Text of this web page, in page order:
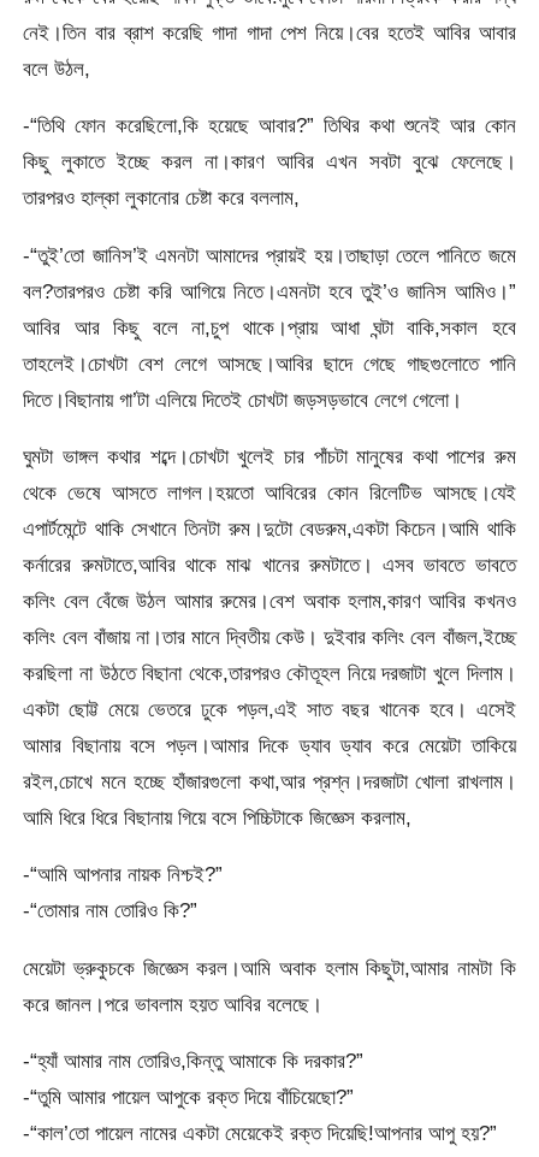
নেই।তিন বার ব্রাশ করেছি গাদা গাদা পেশ নিয়ে।বের হতেই আবির আবার
বলে উঠল,
-“তিথি ফোন করেছিলো,কি হয়েছে আবার?” তিথির কথা শুনেই আর কোন
কিছু লুকাতে ইচ্ছে করল না।কারণ আবির এখন সবটা বুঝে ফেলেছে।
তারপরও হাল্কা লুকানোর চেষ্টা করে বললাম,
-“তুই’তো জানিস’ই এমনটা আমাদের প্রায়ই হয়।তাছাড়া তেলে পানিতে জমে
বল?তারপরও চেষ্টা করি আগিয়ে নিতে।এমনটা হবে তুই’ও জানিস আমিও।”
আবির আর কিছু বলে না,চুপ থাকে।প্রায় আধা ঘন্টা বাকি,সকাল হবে
তাহলেই।চোখটা বেশ লেগে আসছে।আবির ছাদে গেছে গাছগুলোতে পানি
দিতে।বিছানায় গা’টা এলিয়ে দিতেই চোখটা জড়সড়ভাবে লেগে গেলো।
ঘুমটা ভাঙ্গল কথার শব্দে।চোখটা খুলেই চার পাঁচটা মানুষের কথা পাশের রুম
থেকে ভেষে আসতে লাগল।হয়তো আবিরের কোন রিলেটিভ আসছে।যেই
এপার্টমেন্টে থাকি সেখানে তিনটা রুম।দুটো বেডরুম,একটা কিচেন।আমি থাকি
কর্নারের রুমটাতে,আবির থাকে মাঝ খানের রুমটাতে। এসব ভাবতে ভাবতে
কলিং বেল বেঁজে উঠল আমার রুমের।বেশ অবাক হলাম,কারণ আবির কখনও
কলিং বেল বাঁজায় না।তার মানে দ্বিতীয় কেউ। দুইবার কলিং বেল বাঁজল,ইচ্ছে
করছিলা না উঠতে বিছানা থেকে,তারপরও কৌতূহল নিয়ে দরজাটা খুলে দিলাম।
একটা ছোট্ট মেয়ে ভেতরে ঢুকে পড়ল,এই সাত বছর খানেক হবে। এসেই
আমার বিছানায় বসে পড়ল।আমার দিকে ড্যাব ড্যাব করে মেয়েটা তাকিয়ে
রইল,চোখে মনে হচ্ছে হাঁজারগুলো কথা,আর প্রশ্ন।দরজাটা খোলা রাখলাম।
আমি ধিরে ধিরে বিছানায় গিয়ে বসে পিচ্চিটাকে জিজ্ঞেস করলাম,
-“আমি আপনার নায়ক নিশ্চই?”
-“তোমার নাম তোরিও কি?”
মেয়েটা ভ্রুকুচকে জিজ্ঞেস করল।আমি অবাক হলাম কিছুটা,আমার নামটা কি
করে জানল।পরে ভাবলাম হয়ত আবির বলেছে।
-“হ্যাঁ আমার নাম তোরিও,কিন্তু আমাকে কি দরকার?”
-“তুমি আমার পায়েল আপুকে রক্ত দিয়ে বাঁচিয়েছো?”
-“কাল’তো পায়েল নামের একটা মেয়েকেই রক্ত দিয়েছি!আপনার আপু হয়?”